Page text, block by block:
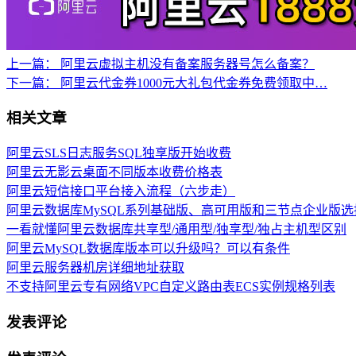
上一篇：
阿里云虚拟主机没有备案服务器号怎么备案？
下一篇：
阿里云代金券1000元大礼包代金券免费领取中…
相关文章
阿里云SLS日志服务SQL独享版开始收费
阿里云无影云桌面不同版本收费价格表
阿里云短信接口平台接入流程（六步走）
阿里云数据库MySQL系列基础版、高可用版和三节点企业版
一看就懂阿里云数据库共享型/通用型/独享型/独占主机型区别
阿里云MySQL数据库版本可以升级吗？可以有条件
阿里云服务器机房详细地址获取
不支持阿里云专有网络VPC自定义路由表ECS实例规格列表
发表评论